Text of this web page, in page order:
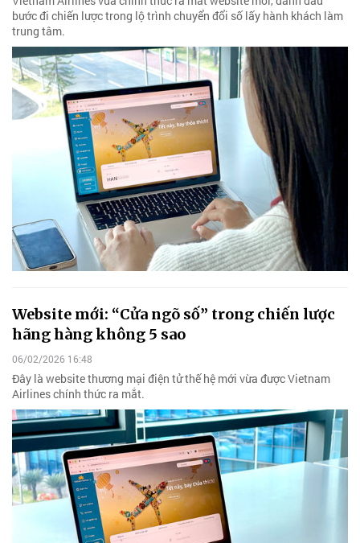
bước đi chiến lược trong lộ trình chuyển đổi số lấy hành khách làm
trung tâm.
Website mới: “Cửa ngõ số” trong chiến lược
hãng hàng không 5 sao
06/02/2026 16:48
Đây là website thương mại điện tử thế hệ mới vừa được Vietnam
Airlines chính thức ra mắt.